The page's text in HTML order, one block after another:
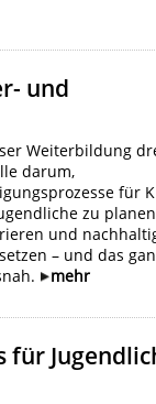
und
Weiterbildung
darum,
für
zu
und
– und das
mehr
für